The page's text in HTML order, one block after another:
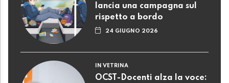
lancia una campagna sul
rispetto a bordo
24 GIUGNO 2026
IN VETRINA
OCST-Docenti alza la voce: